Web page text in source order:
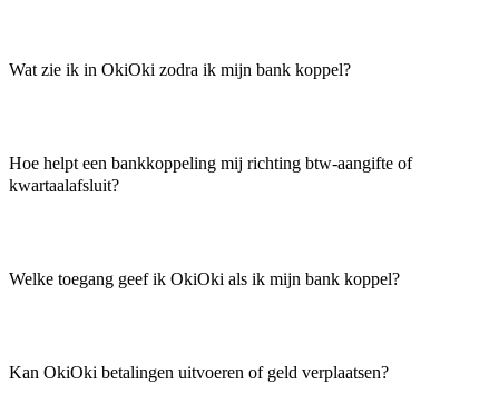
Wat zie ik in OkiOki zodra ik mijn bank koppel?
Hoe helpt een bankkoppeling mij richting btw-aangifte of
kwartaalafsluit?
Welke toegang geef ik OkiOki als ik mijn bank koppel?
Kan OkiOki betalingen uitvoeren of geld verplaatsen?